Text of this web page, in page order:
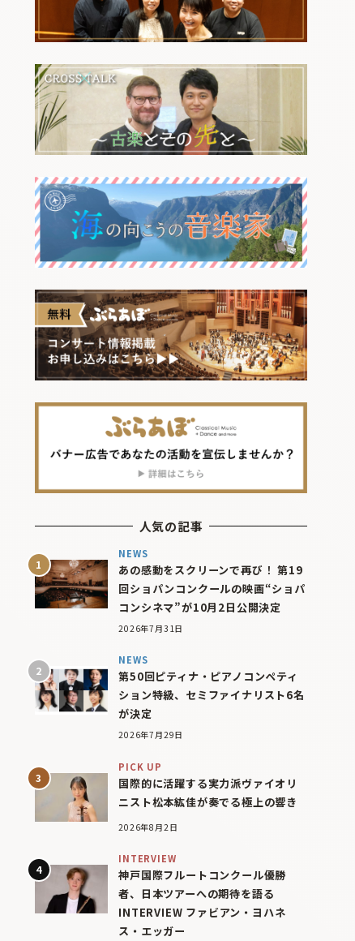
人気の記事
NEWS
あの感動をスクリーンで再び！ 第19
回ショパンコンクールの映画“ショパ
コンシネマ”が10月2日公開決定
2026年7月31日
NEWS
第50回ピティナ・ピアノコンペティ
ション特級、セミファイナリスト6名
が決定
2026年7月29日
PICK UP
国際的に活躍する実力派ヴァイオリ
ニスト松本紘佳が奏でる極上の響き
2026年8月2日
INTERVIEW
神戸国際フルートコンクール優勝
者、日本ツアーへの期待を語る
INTERVIEW ファビアン・ヨハネ
ス・エッガー